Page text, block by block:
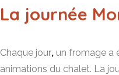
La journée
Chaque jour, un fromage a
animations du chalet. La